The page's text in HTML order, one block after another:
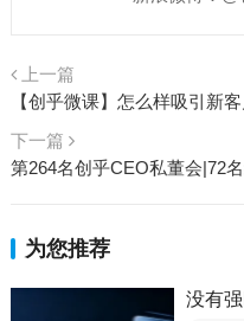
上一篇
【创乎微课】怎么样吸引新客
下一篇
为您推荐
没有